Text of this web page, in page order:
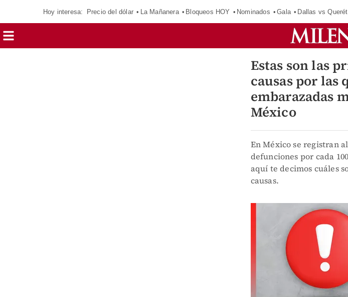
Hoy interesa: Precio del dólar La Mañanera Bloqueos HOY Nominados Gala Dallas vs
Estas son las
causas por las
embarazadas
México
En México se registran
defunciones por cada
aquí te decimos cuáles
causas.